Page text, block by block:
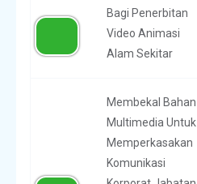
Bagi Penerbitan
Video Animasi
Alam Sekitar
Membekal Bahan
Multimedia Untuk
Memperkasakan
Komunikasi